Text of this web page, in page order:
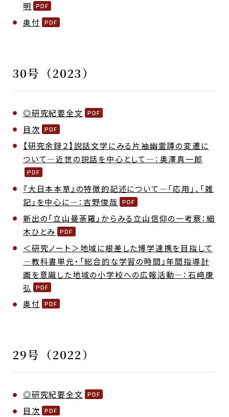
明
奥付
30号（2023）
◎研究紀要全文
目次
【研究余録２】説話文学にみる片袖幽霊譚の変遷に
ついて―近世の説話を中心として―：奥澤真一郎
『大日本本草』の特徴的記述について―「応用」、「雑
記」を中心に―：吉野俊哉
新出の「立山曼荼羅」からみる立山信仰の一考察：細
木ひとみ
＜研究ノート＞地域に根差した博学連携を目指して
―教科書単元・「総合的な学習の時間」年間指導計
画を意識した地域の小学校への広報活動―：石﨑康
弘
奥付
29号（2022）
◎研究紀要全文
目次